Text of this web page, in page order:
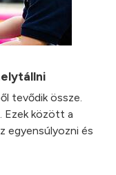
tevődik össze.
Ezek között a
egyensúlyozni és